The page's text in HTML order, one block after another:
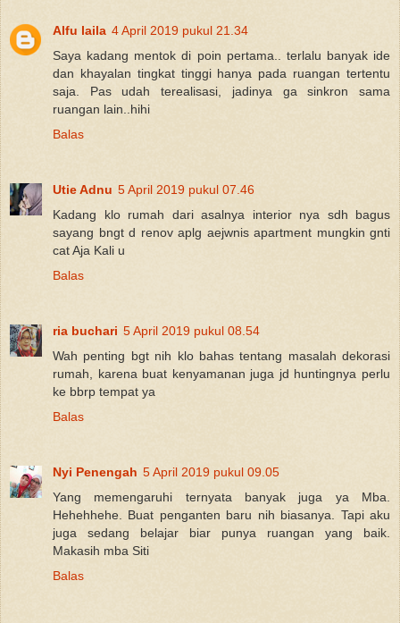
Alfu laila 4 April 2019 pukul 21.34
Saya kadang mentok di poin pertama.. terlalu banyak ide
dan khayalan tingkat tinggi hanya pada ruangan tertentu
saja. Pas udah terealisasi, jadinya ga sinkron sama
ruangan lain..hihi
Balas
Utie Adnu 5 April 2019 pukul 07.46
Kadang klo rumah dari asalnya interior nya sdh bagus
sayang bngt d renov aplg aejwnis apartment mungkin gnti
cat Aja Kali u
Balas
ria buchari 5 April 2019 pukul 08.54
Wah penting bgt nih klo bahas tentang masalah dekorasi
rumah, karena buat kenyamanan juga jd huntingnya perlu
ke bbrp tempat ya
Balas
Nyi Penengah 5 April 2019 pukul 09.05
Yang memengaruhi ternyata banyak juga ya Mba.
Hehehhehe. Buat penganten baru nih biasanya. Tapi aku
juga sedang belajar biar punya ruangan yang baik.
Makasih mba Siti
Balas